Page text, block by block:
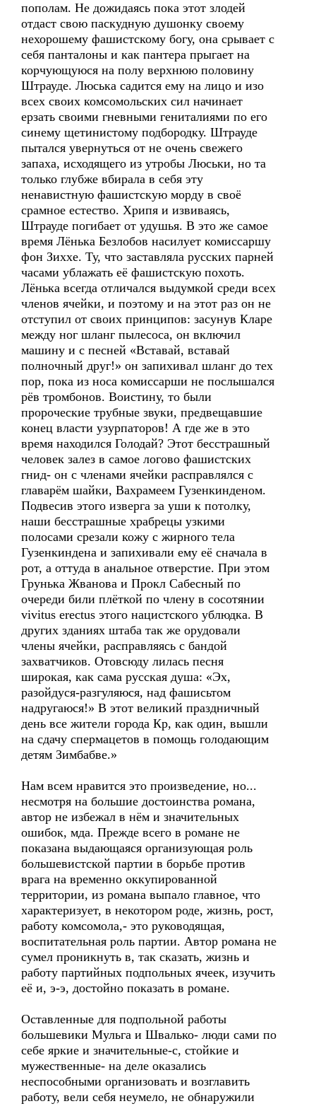
пополам. Не дожидаясь пока этот злодей
отдаст свою паскудную душонку своему
нехорошему фашистскому богу, она срывает с
себя панталоны и как пантера прыгает на
корчующуюся на полу верхнюю половину
Штрауде. Люська садится ему на лицо и изо
всех своих комсомольских сил начинает
ерзать своими гневными гениталиями по его
синему щетинистому подбородку. Штрауде
пытался увернуться от не очень свежего
запаха, исходящего из утробы Люськи, но та
только глубже вбирала в себя эту
ненавистную фашистскую морду в своё
срамное естество. Хрипя и извиваясь,
Штрауде погибает от удушья. В это же самое
время Лёнька Безлобов насилует комиссаршу
фон Зиххе. Ту, что заставляла русских парней
часами ублажать её фашистскую похоть.
Лёнька всегда отличался выдумкой среди всех
членов ячейки, и поэтому и на этот раз он не
отступил от своих принципов: засунув Кларе
между ног шланг пылесоса, он включил
машину и с песней «Вставай, вставай
полночный друг!» он запихивал шланг до тех
пор, пока из носа комиссарши не послышался
рёв тромбонов. Воистину, то были
пророческие трубные звуки, предвещавшие
конец власти узурпаторов! А где же в это
время находился Голодай? Этот бесстрашный
человек залез в самое логово фашистских
гнид- он с членами ячейки расправлялся с
главарём шайки, Вахрамеем Гузенкинденом.
Подвесив этого изверга за уши к потолку,
наши бесстрашные храбрецы узкими
полосами срезали кожу с жирного тела
Гузенкиндена и запихивали ему её сначала в
рот, а оттуда в анальное отверстие. При этом
Грунька Жванова и Прокл Сабесный по
очереди били плёткой по члену в сосотянии
vivitus erectus этого нацистского ублюдка. В
других зданиях штаба так же орудовали
члены ячейки, расправляясь с бандой
захватчиков. Отовсюду лилась песня
широкая, как сама русская душа: «Эх,
разойдуся-разгуляюся, над фашисьтом
надругаюся!» В этот великий праздничный
день все жители города Кр, как один, вышли
на сдачу спермацетов в помощь голодающим
детям Зимбабве.»
Нам всем нравится это произведение, но...
несмотря на большие достоинства романа,
автор не избежал в нём и значительных
ошибок, мда. Прежде всего в романе не
показана выдающаяся организующая роль
большевистской партии в борьбе против
врага на временно оккупированной
территории, из романа выпало главное, что
характеризует, в некотором роде, жизнь, рост,
работу комсомола,- это руководящая,
воспитательная роль партии. Автор романа не
сумел проникнуть в, так сказать, жизнь и
работу партийных подпольных ячеек, изучить
её и, э-э, достойно показать в романе.
Оставленные для подпольной работы
большевики Мульга и Швалько- люди сами по
себе яркие и значительные-с, стойкие и
мужественные- на деле оказались
неспособными организовать и возглавить
работу, вели себя неумело, не обнаружили